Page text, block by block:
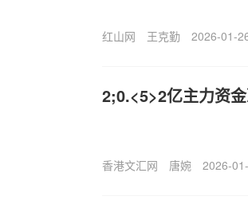
红山网 王克勤 2026-01-
2;0.<5>2亿主力资
香港文汇网 唐婉 2026-